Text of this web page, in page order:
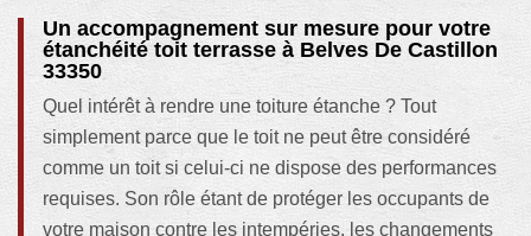
Un accompagnement sur mesure pour votre
étanchéité toit terrasse à Belves De Castillon
33350
Quel intérêt à rendre une toiture étanche ? Tout
simplement parce que le toit ne peut être considéré
comme un toit si celui-ci ne dispose des performances
requises. Son rôle étant de protéger les occupants de
votre maison contre les intempéries, les changements